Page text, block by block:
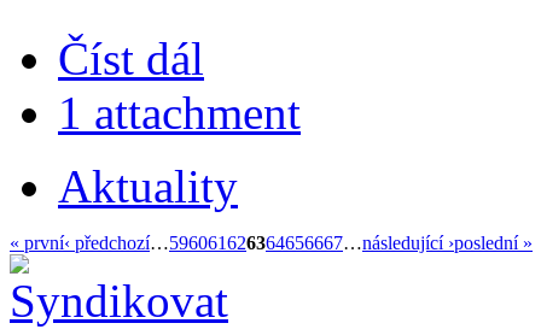
Číst dál
1 attachment
Aktuality
« první‹ předchozí…596061626364656667…následující ›poslední »